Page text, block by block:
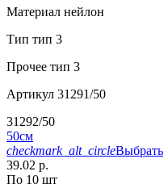
Материал нейлон
Тип тип 3
Прочее тип 3
Артикул 31291/50
31292/50
50см
checkmark_alt_circleВыбрать
39.02 р.
По 10 шт